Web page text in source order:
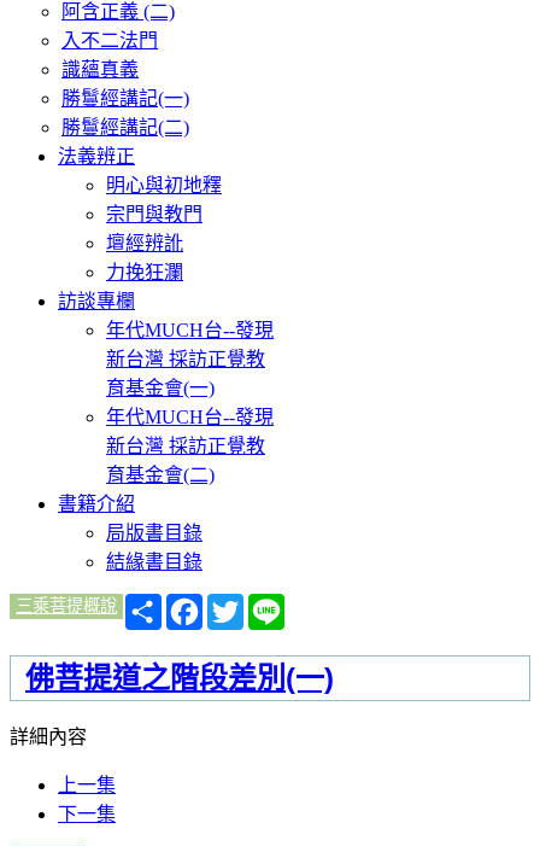
阿含正義 (二)
入不二法門
識蘊真義
勝鬘經講記(一)
勝鬘經講記(二)
法義辨正
明心與初地釋
宗門與教門
壇經辨訛
力挽狂瀾
訪談專欄
年代MUCH台--發現
新台灣 採訪正覺教
育基金會(一)
年代MUCH台--發現
新台灣 採訪正覺教
育基金會(二)
書籍介紹
局版書目錄
結緣書目錄
三乘菩提概說
分
享
Facebook
Twitter
佛菩提道之階段差別(一)
詳細內容
上一集
下一集